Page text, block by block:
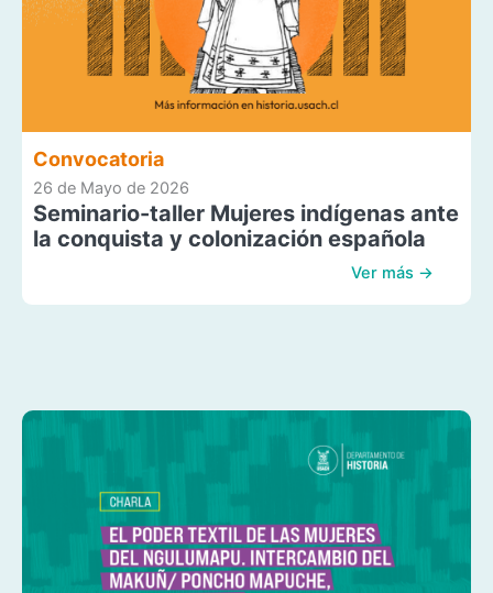
Convocatoria
26 de Mayo de 2026
Seminario-taller Mujeres indígenas ante
la conquista y colonización española
Ver más →